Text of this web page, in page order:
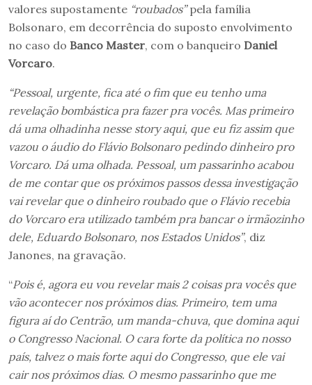
valores supostamente “roubados”pela família
Bolsonaro, em decorrência do suposto envolvimento
no caso do Banco Master, com o banqueiro Daniel
Vorcaro.
“Pessoal, urgente, fica até o fim que eu tenho uma
revelação bombástica pra fazer pra vocês. Mas primeiro
dá uma olhadinha nesse story aqui, que eu fiz assim que
vazou o áudio do Flávio Bolsonaro pedindo dinheiro pro
Vorcaro. Dá uma olhada. Pessoal, um passarinho acabou
de me contar que os próximos passos dessa investigação
vai revelar que o dinheiro roubado que o Flávio recebia
do Vorcaro era utilizado também pra bancar o irmãozinho
dele, Eduardo Bolsonaro, nos Estados Unidos”, diz
Janones, na gravação.
“Pois é, agora eu vou revelar mais 2 coisas pra vocês que
vão acontecer nos próximos dias. Primeiro, tem uma
figura aí do Centrão, um manda-chuva, que domina aqui
o Congresso Nacional. O cara forte da política no nosso
país, talvez o mais forte aqui do Congresso, que ele vai
cair nos próximos dias. O mesmo passarinho que me